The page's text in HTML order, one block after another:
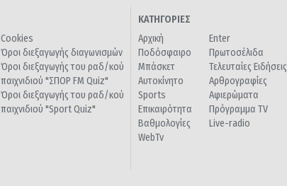
Cookies
Όροι διεξαγωγής διαγωνισμών
Όροι διεξαγωγής του ραδ/κού
παιχνιδιού "ΣΠΟΡ FM Quiz"
Όροι διεξαγωγής του ραδ/κού
παιχνιδιού "Sport Quiz"
ΚΑΤΗΓΟΡΙΕΣ
Αρχική
Ποδόσφαιρο
Μπάσκετ
Αυτοκίνητο
Sports
Επικαιρότητα
Βαθμολογίες
WebTv
Enter
Πρωτοσέλιδα
Τελευταίες Ειδήσεις
Αρθρογραφίες
Αφιερώματα
Πρόγραμμα TV
Live-radio